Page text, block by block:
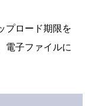
プロード期限を
電子ファイルに